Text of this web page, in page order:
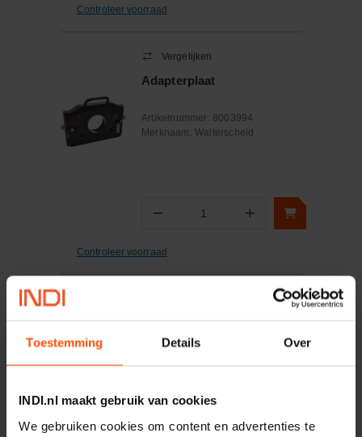
Toestemming Details Over
INDI.nl maakt gebruik van cookies
We gebruiken cookies om content en advertenties te
Controleer voorraad
Vergelijken
Adapterplaat
Artikelnummer: 8003994
Merknaam: Walterscheid
− Aantal +
Controleer voorraad
Adapterplaat